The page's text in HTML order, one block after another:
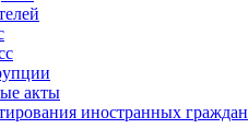
акты
иностранных граждан